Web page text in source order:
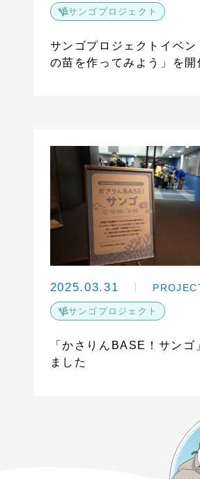
サンゴプロジェクト
サンゴプロジェクトイベン
の苗を作ってみよう」を開
2025.03.31
サンゴプロジェクト
「かさりんBASE！サンゴ
ました